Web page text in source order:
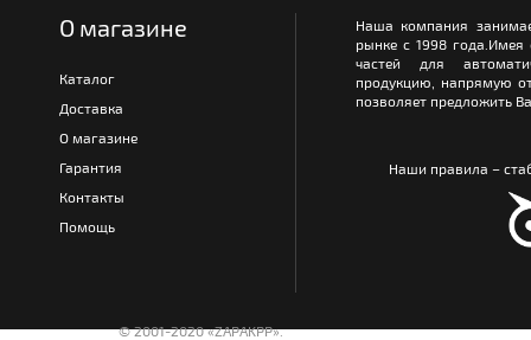
О магазине
Каталог
Доставка
О магазине
Гарантия
Контакты
Помощь
Наша компания
рынке с 1998
частей для
продукцию, напрямую
позволяет предложить
Наши правила –
© 2001-2020 «ZAPAKPP».